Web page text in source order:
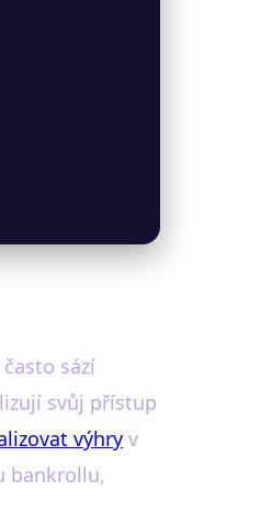
sází
svůj přístup
výhry v
bankrollu,